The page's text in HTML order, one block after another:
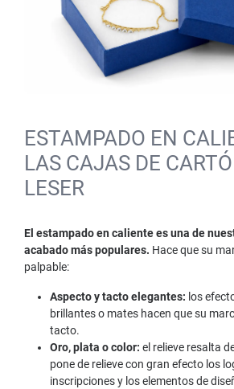
ESTAMPADO EN
LAS CAJAS DE
LESER
El estampado en caliente es una de
acabado más populares. Hace que su
palpable:
Aspecto y tacto elegantes: los
brillantes o mates hacen que su
tacto.
Oro, plata o color: el relieve resalta
pone de relieve con gran efecto los
inscripciones y los elementos de